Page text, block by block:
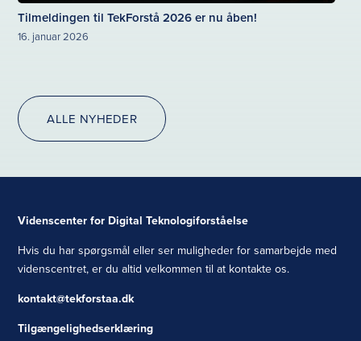
Tilmeldingen til TekForstå 2026 er nu åben!
16. januar 2026
ALLE NYHEDER
Videnscenter for Digital Teknologiforståelse
Hvis du har spørgsmål eller ser muligheder for samarbejde med
videnscentret, er du altid velkommen til at kontakte os.
kontakt@tekforstaa.dk
Tilgængelighedserklæring